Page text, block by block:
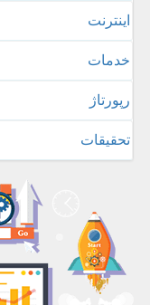
اینترنت
خدمات
رپورتاژ
تحقیقات